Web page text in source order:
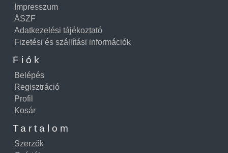
Impresszum
ÁSZF
Adatkezelési tájékoztató
Fizetési és szállítási információk
Fiók
Belépés
Regisztráció
Profil
Kosár
Tartalom
Szerzők